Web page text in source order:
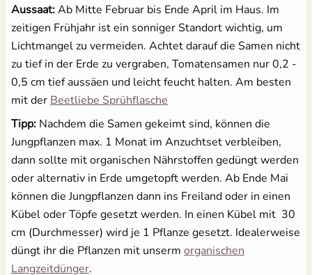
Aussaat:Ab Mitte Februar bis Ende April im Haus. Im
zeitigen Frühjahr ist ein sonniger Standort wichtig, um
Lichtmangel zu vermeiden. Achtet darauf die Samen nicht
zu tief in der Erde zu vergraben, Tomatensamen nur 0,2 -
0,5 cm tief aussäen und leicht feucht halten. Am besten
mit der Beetliebe Sprühflasche
Tipp: Nachdem die Samen gekeimt sind, können die
Jungpflanzen max. 1 Monat im Anzuchtset verbleiben,
dann sollte mit organischen Nährstoffen gedüngt werden
oder alternativ in Erde umgetopft werden. Ab Ende Mai
können die Jungpflanzen dann ins Freiland oder in einen
Kübel oder Töpfe gesetzt werden. In einen Kübel mit 30
cm (Durchmesser) wird je 1 Pflanze gesetzt. Idealerweise
düngt ihr die Pflanzen mit unserm organischen
Langzeitdünger.